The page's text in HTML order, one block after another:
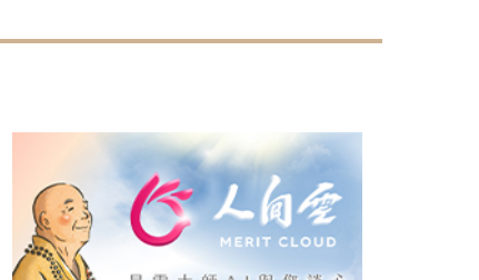
圖說：佛光山南台別院於4月15日舉辦「台南400．關懷弱勢群體
包，現場超過750位民眾與會。 人間社記者王致賢攝